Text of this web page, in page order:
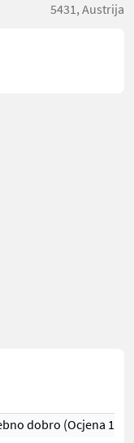
5431, Austrija
dobro (Ocjena 1)